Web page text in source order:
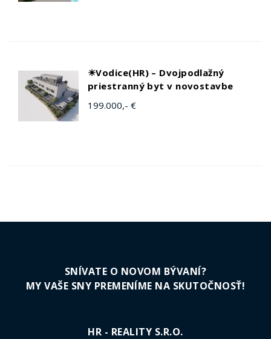
☀Vodice(HR) – Dvojpodlažný
priestranný byt v novostavbe
199.000,- €
SNÍVATE O NOVOM BÝVANÍ?
MY VAŠE SNY PREMENÍME NA SKUTOČNOSŤ!
HR - REALITY S.R.O.